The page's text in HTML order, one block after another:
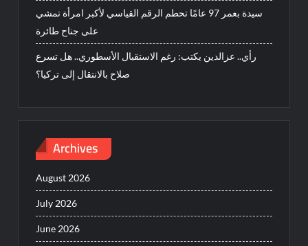
سيدة بعمر 97 عامًا تحطم الرقم القياسي لأكبر امرأة تمشي
على جناح طائرة
رأي.. عزالدين يكتب: رغم الاستقبال الأسطوري.. هل تسرع
صلاح بالانتقال إلى تركيا؟
Archives
August 2026
July 2026
June 2026